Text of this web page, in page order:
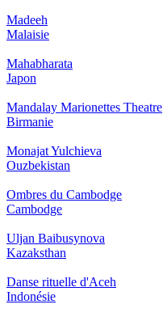
Madeeh
Malaisie
Mahabharata
Japon
Mandalay Marionettes Theatre
Birmanie
Monajat Yulchieva
Ouzbekistan
Ombres du Cambodge
Cambodge
Uljan Baibusynova
Kazaksthan
Danse rituelle d'Aceh
Indonésie